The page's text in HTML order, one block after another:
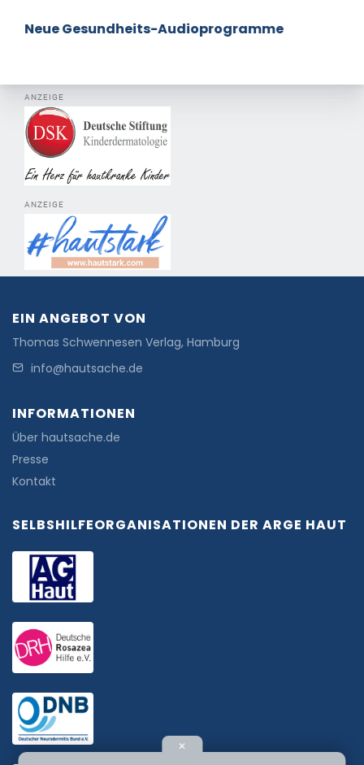
Neue Gesundheits-Audioprogramme
ANZEIGE
ANZEIGE
EIN ANGEBOT VON
Thomas Schwennesen Verlag, Hamburg
info@hautsache.de
INFORMATIONEN
Über hautsache.de
Presse
Kontakt
SELBSHILFEORGANISATIONEN DER ARGE HAUT
✕